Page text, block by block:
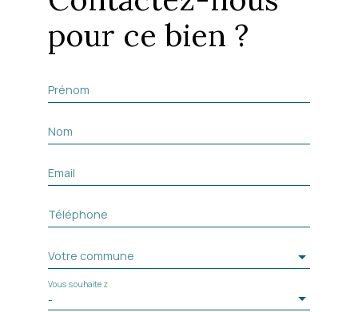
pour ce bien ?
Prénom
Nom
Email
Téléphone
Votre commune
-
Vous souhaitez